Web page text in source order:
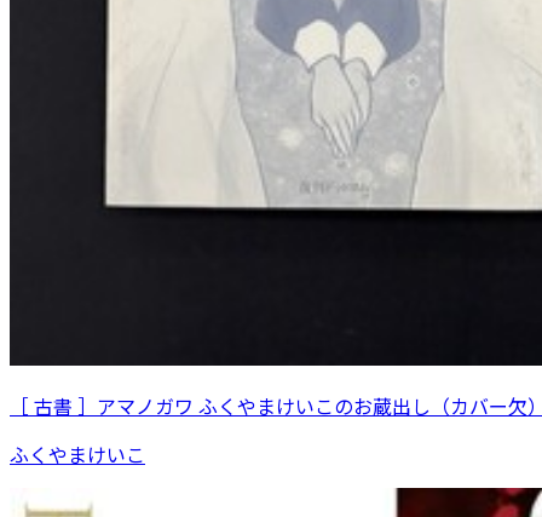
［ 古書 ］アマノガワ ふくやまけいこのお蔵出し（カバー欠
ふくやまけいこ